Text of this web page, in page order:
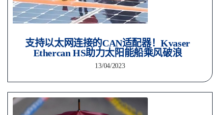
支持以太网连接的CAN适配器！Kvaser
Ethercan HS助力太阳能船乘风破浪
13/04/2023